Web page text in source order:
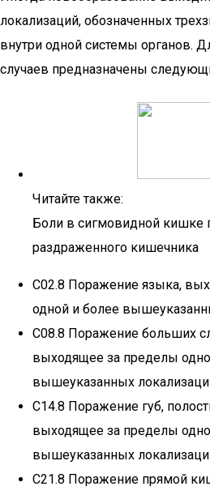
локализаций, обозначенных
внутри одной системы органов.
случаев предназначены
Читайте также:
Боли в сигмовидной кишке
раздраженного кишечника
C02.8 Поражение языка,
одной и более
C08.8 Поражение больших
выходящее за пределы
вышеуказанных
C14.8 Поражение губ,
выходящее за пределы
вышеуказанных
C21.8 Поражение прямой